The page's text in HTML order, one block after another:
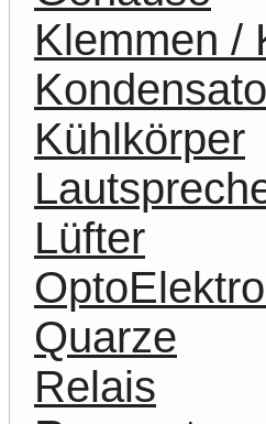
Klemmen /
Kühlkörper
Lüfter
Quarze
Relais